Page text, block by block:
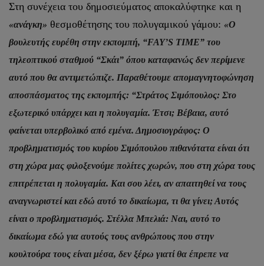
Στη συνέχεια του δημοσιεύματος αποκαλύφτηκε και η
«ανάγκη» θεσμοθέτησης του πολυγαμικού γάμου: «Ο
βουλευτής ευρέθη στην εκπομπή, “FAY’S TIME” του
τηλεοπτικού σταθμού “Σκάι” όπου καταφανώς δεν περίμενε
αυτό που θα αντιμετώπιζε. Παραθέτουμε απομαγνητοφώνηση
αποσπάσματος της εκπομπής: “Στράτος Σιμόπουλος: Στο
εξωτερικό υπάρχει και η πολυγαμία. Έτσι; Βέβαια, αυτό
φαίνεται υπερβολικό από εμένα. Δημοσιογράφος: Ο
προβληματισμός του κυρίου Σιμόπουλου πιθανότατα είναι ότι
στη χώρα μας φιλοξενούμε πολίτες χωρών, που στη χώρα τους
επιτρέπεται η πολυγαμία. Και σου λέει, αν απαιτηθεί να τους
αναγνωριστεί και εδώ αυτό το δικαίωμα, τι θα γίνει; Αυτός
είναι ο προβληματισμός. Στέλλα Μπελιά: Ναι, αυτό το
δικαίωμα εδώ για αυτούς τους ανθρώπους που στην
κουλτούρα τους είναι μέσα, δεν ξέρω γιατί θα έπρεπε να